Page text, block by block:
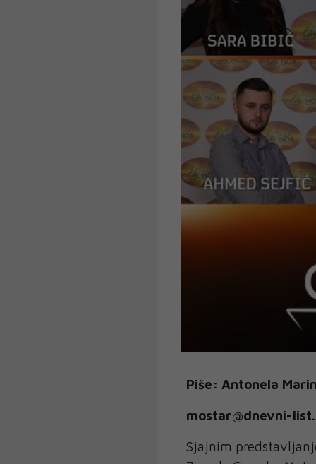
Piše: Antonela
mostar@dnevni-
Sjajnim